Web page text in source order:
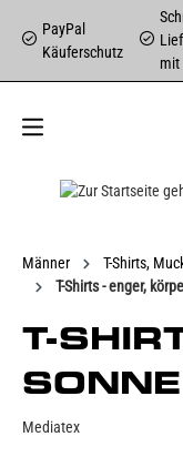
PayPal
Käuferschutz
mit
Männer T-Shirts,
T-Shirts - enger,
T-
SONNE
Mediatex